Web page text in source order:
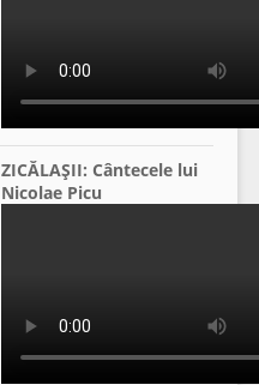
ZICĂLAŞII: Cântecele lui
Nicolae Picu